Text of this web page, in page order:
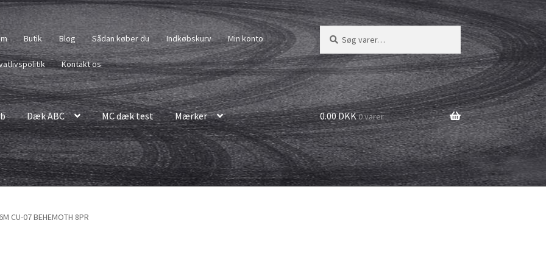
Butik Blog Sådan køber du Indkøbskurv Min konto
Kontakt os
Søg
efter:
Søg
Dæk ABC MC dæk test Mærker 0.00 DKK0 varer
CU-07 BEHEMOTH 8PR